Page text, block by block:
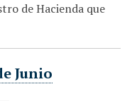
de Hacienda que
Junio